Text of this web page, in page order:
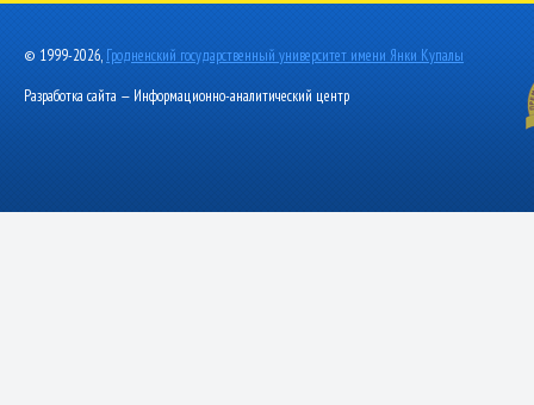
© 1999-2026, Гродненский государственный университет имени Янки Купалы
Разработка сайта — Информационно-аналитический центр